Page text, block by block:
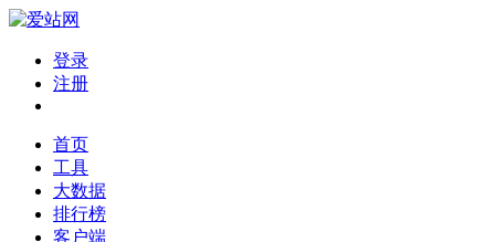
登录
注册
首页
工具
大数据
排行榜
客户端